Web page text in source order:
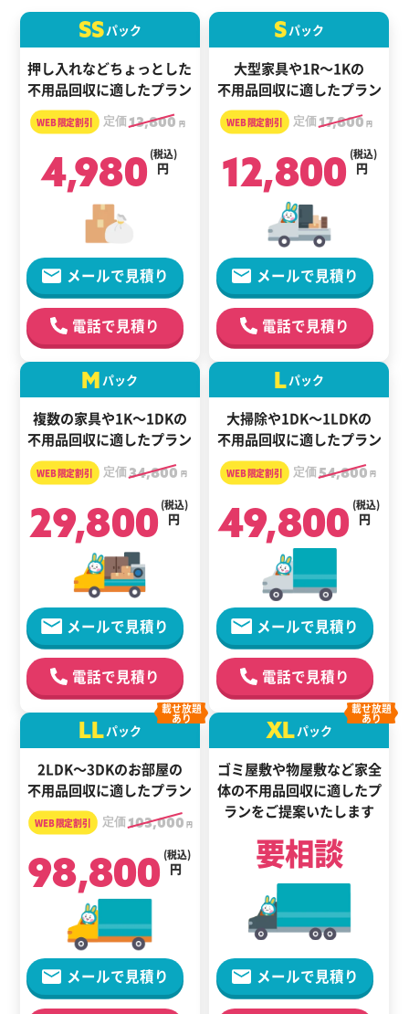
SSパック
押し入れなどちょっとした
不用品回収に適したプラン
定価13,800 円
4,980 円
(税込)
メールで見積り
電話で見積り
Sパック
大型家具や1R～1Kの
不用品回収に適したプラン
定価17,800 円
12,800 円
(税込)
メールで見積り
電話で見積り
M パック
複数の家具や1K～1DKの
不用品回収に適したプラン
定価34,800 円
29,800 円
(税込)
メールで見積り
電話で見積り
Lパック
大掃除や1DK～1LDKの
不用品回収に適したプラン
定価54,800 円
49,800 円
(税込)
メールで見積り
電話で見積り
LLパック
2LDK～3DKのお部屋の
不用品回収に適したプラン
載せ放題
あり
定価103,000 円
98,800 円
(税込)
メールで見積り
XLパック
ゴミ屋敷や物屋敷など家全
体の不用品回収に適したプ
ランをご提案いたします
載せ放題
あり
要相談
メールで見積り